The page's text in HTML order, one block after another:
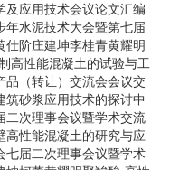
及应用技术会议论文汇编
年水泥技术大会暨第七届
阶庄建坤李桂青黄耀明
高性能混凝土的试验与工
品（转让）交流会会议交
砂浆应用技术的探讨中
二次理事会议暨学术交流
高性能混凝土的研究与应
七届二次理事会议暨学术